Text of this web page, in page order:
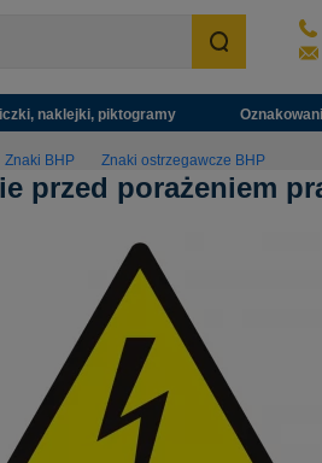
naklejki, piktogramy
Znaki BHP Znaki ostrzegawcze BHP
przed porażeniem